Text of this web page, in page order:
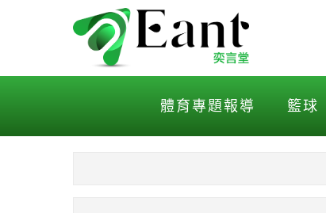
[CPBL]不要在可以努力
體育專題報導 籃球